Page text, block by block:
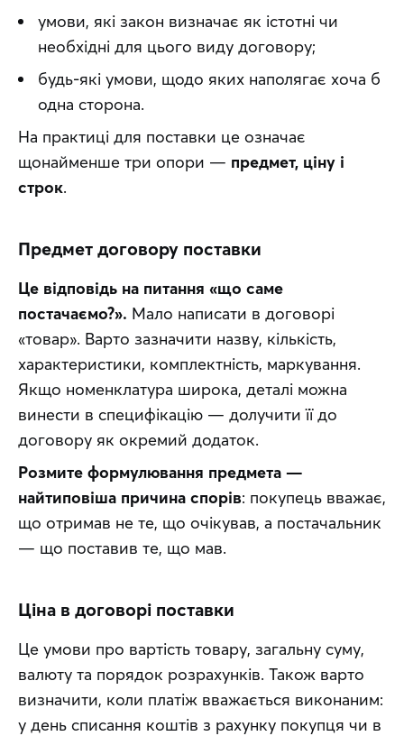
умови, які закон визначає як істотні чи
необхідні для цього виду договору;
будь-які умови, щодо яких наполягає хоча б
одна сторона.
На практиці для поставки це означає
щонайменше три опори — предмет, ціну і
строк.
Предмет договору поставки
Це відповідь на питання «що саме
постачаємо?». Мало написати в договорі
«товар». Варто зазначити назву, кількість,
характеристики, комплектність, маркування.
Якщо номенклатура широка, деталі можна
винести в специфікацію — долучити її до
договору як окремий додаток.
Розмите формулювання предмета —
найтиповіша причина спорів: покупець вважає,
що отримав не те, що очікував, а постачальник
— що поставив те, що мав.
Ціна в договорі поставки
Це умови про вартість товару, загальну суму,
валюту та порядок розрахунків. Також варто
визначити, коли платіж вважається виконаним:
у день списання коштів з рахунку покупця чи в